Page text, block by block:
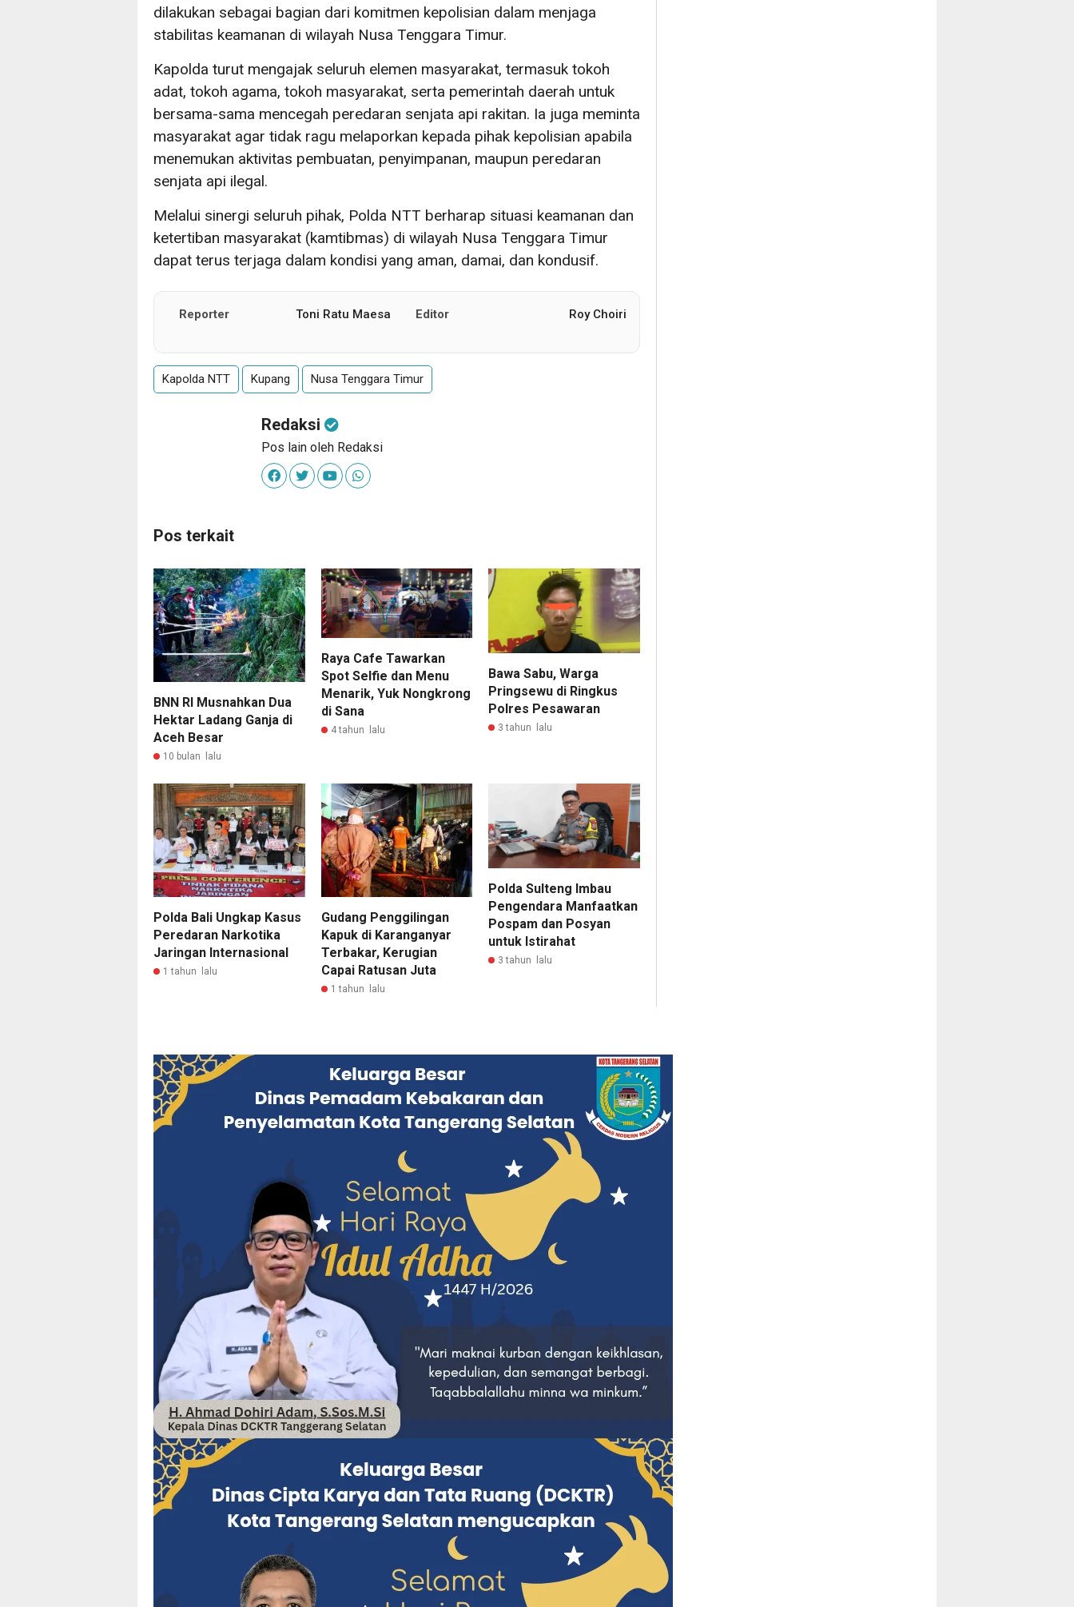
dilakukan sebagai bagian dari komitmen kepolisian dalam menjaga
stabilitas keamanan di wilayah Nusa Tenggara Timur.
Kapolda turut mengajak seluruh elemen masyarakat, termasuk tokoh
adat, tokoh agama, tokoh masyarakat, serta pemerintah daerah untuk
bersama-sama mencegah peredaran senjata api rakitan. Ia juga meminta
masyarakat agar tidak ragu melaporkan kepada pihak kepolisian apabila
menemukan aktivitas pembuatan, penyimpanan, maupun peredaran
senjata api ilegal.
Melalui sinergi seluruh pihak, Polda NTT berharap situasi keamanan dan
ketertiban masyarakat (kamtibmas) di wilayah Nusa Tenggara Timur
dapat terus terjaga dalam kondisi yang aman, damai, dan kondusif.
Reporter Toni Ratu Maesa Editor Roy Choiri
Kapolda NTT Kupang Nusa Tenggara Timur
Redaksi
Pos lain oleh Redaksi
Pos terkait
BNN RI Musnahkan Dua
Hektar Ladang Ganja di
Aceh Besar
10 bulan lalu
Raya Cafe Tawarkan
Spot Selfie dan Menu
Menarik, Yuk Nongkrong
di Sana
4 tahun lalu
Bawa Sabu, Warga
Pringsewu di Ringkus
Polres Pesawaran
3 tahun lalu
Polda Bali Ungkap Kasus
Peredaran Narkotika
Jaringan Internasional
1 tahun lalu
Gudang Penggilingan
Kapuk di Karanganyar
Terbakar, Kerugian
Capai Ratusan Juta
1 tahun lalu
Polda Sulteng Imbau
Pengendara Manfaatkan
Pospam dan Posyan
untuk Istirahat
3 tahun lalu